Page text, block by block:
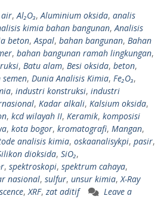
air, Al₂O₃, Aluminium oksida, analis
kimia bahan bangunan, Analisis
beton, Aspal, bahan bangunan, Bahan
, bahan bangunan ramah lingkungan,
, Batu alam, Besi oksida, beton,
, Dunia Analisis Kimia, Fe₂O₃,
, industri konstruksi, industri
, Kadar alkali, Kalsium oksida,
, kcd wilayah II, Keramik, komposisi
, kota bogor, kromatografi, Mangan,
analisis kimia, oskaanalisykpi, pasir,
dioksida, SiO₂,
, spektroskopi, spektrum cahaya,
nasional, sulfur, unsur kimia, X-Ray
, XRF, zat aditif
Leave a